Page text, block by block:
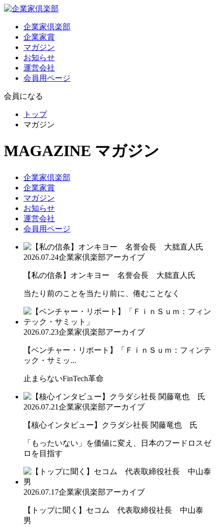
企業家倶楽部
企業家賞
マガジン
お知らせ
運営会社
会員用ページ
会員になる
トップ
マガジン
MAGAZINE マガジン
企業家倶楽部
企業家賞
マガジン
お知らせ
運営会社
会員用ページ
2026.07.24企業家倶楽部アーカイブ
【私の信条】オンキヨー 名誉会長 大朏直人氏
当たり前のことを当たり前に、倦むことなく
2026.07.23企業家倶楽部アーカイブ
【ベンチャー・リポート】「ＦｉｎＳｕｍ：フィンテ
ック・サミッ...
止まらないFinTech革命
2026.07.21企業家倶楽部アーカイブ
【核心インタビュー】クラダシ社長 関藤竜也 氏
「もったいない」を価値に変え、日本のフードロスゼ
ロを目指す
2026.07.17企業家倶楽部アーカイブ
【トップに聞く】セコム 代表取締役社長 中山泰
男